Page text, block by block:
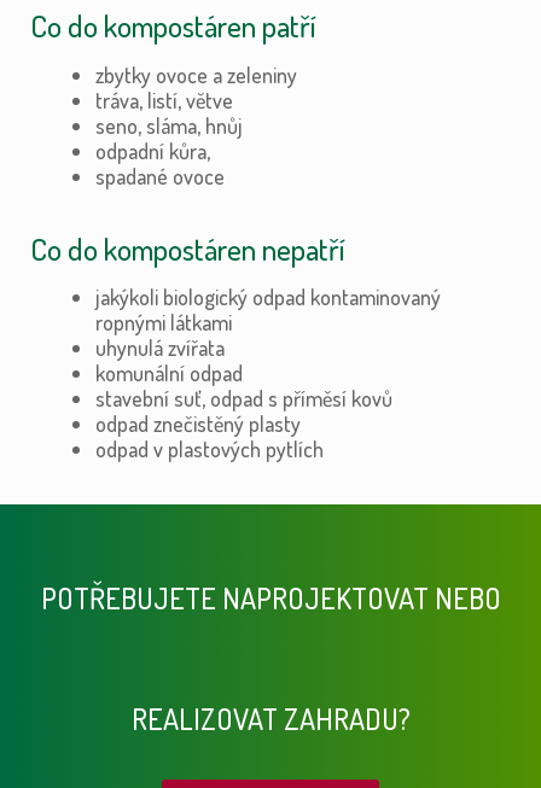
Co do kompostáren patří
zbytky ovoce a zeleniny
tráva, listí, větve
seno, sláma, hnůj
odpadní kůra,
spadané ovoce
Co do kompostáren nepatří
jakýkoli biologický odpad kontaminovaný
ropnými látkami
uhynulá zvířata
komunální odpad
stavební suť, odpad s příměsí kovů
odpad znečistěný plasty
odpad v plastových pytlích
POTŘEBUJETE NAPROJEKTOVAT NEBO
REALIZOVAT ZAHRADU?